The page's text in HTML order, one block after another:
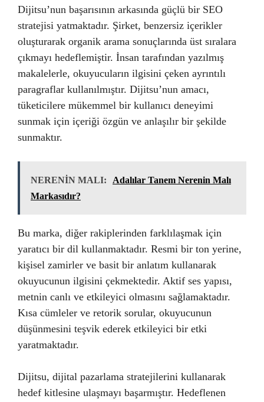
Dijitsu’nun başarısının arkasında güçlü bir SEO
stratejisi yatmaktadır. Şirket, benzersiz içerikler
oluşturarak organik arama sonuçlarında üst sıralara
çıkmayı hedeflemiştir. İnsan tarafından yazılmış
makalelerle, okuyucuların ilgisini çeken ayrıntılı
paragraflar kullanılmıştır. Dijitsu’nun amacı,
tüketicilere mükemmel bir kullanıcı deneyimi
sunmak için içeriği özgün ve anlaşılır bir şekilde
sunmaktır.
NERENİN MALI:
Adalılar Tanem Nerenin Malı
Markasıdır?
Bu marka, diğer rakiplerinden farklılaşmak için
yaratıcı bir dil kullanmaktadır. Resmi bir ton yerine,
kişisel zamirler ve basit bir anlatım kullanarak
okuyucunun ilgisini çekmektedir. Aktif ses yapısı,
metnin canlı ve etkileyici olmasını sağlamaktadır.
Kısa cümleler ve retorik sorular, okuyucunun
düşünmesini teşvik ederek etkileyici bir etki
yaratmaktadır.
Dijitsu, dijital pazarlama stratejilerini kullanarak
hedef kitlesine ulaşmayı başarmıştır. Hedeflenen